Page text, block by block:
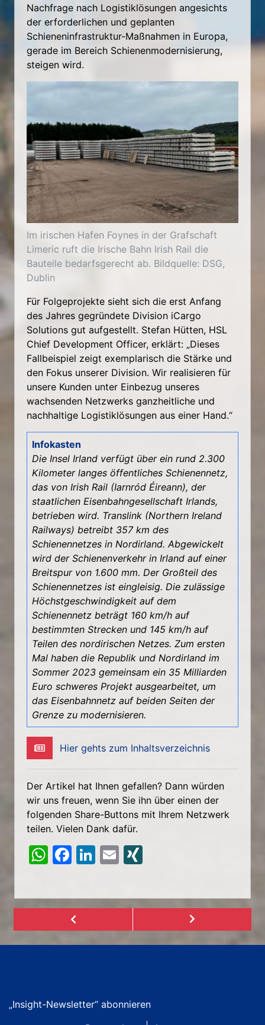
Nachfrage nach Logistiklösungen angesichts
der erforderlichen und geplanten
Schieneninfrastruktur-Maßnahmen in Europa,
gerade im Bereich Schienenmodernisierung,
steigen wird.
Im irischen Hafen Foynes in der Grafschaft
Limeric ruft die Irische Bahn Irish Rail die
Bauteile bedarfsgerecht ab. Bildquelle: DSG,
Dublin
Für Folgeprojekte sieht sich die erst Anfang
des Jahres gegründete Division iCargo
Solutions gut aufgestellt. Stefan Hütten, HSL
Chief Development Officer, erklärt: „Dieses
Fallbeispiel zeigt exemplarisch die Stärke und
den Fokus unserer Division. Wir realisieren für
unsere Kunden unter Einbezug unseres
wachsenden Netzwerks ganzheitliche und
nachhaltige Logistiklösungen aus einer Hand.“
Infokasten
Die Insel Irland verfügt über ein rund 2.300
Kilometer langes öffentliches Schienennetz,
das von Irish Rail (Iarnród Éireann), der
staatlichen Eisenbahngesellschaft Irlands,
betrieben wird. Translink (Northern Ireland
Railways) betreibt 357 km des
Schienennetzes in Nordirland. Abgewickelt
wird der Schienenverkehr in Irland auf einer
Breitspur von 1.600 mm. Der Großteil des
Schienennetzes ist eingleisig. Die zulässige
Höchstgeschwindigkeit auf dem
Schienennetz beträgt 160 km/h auf
bestimmten Strecken und 145 km/h auf
Teilen des nordirischen Netzes. Zum ersten
Mal haben die Republik und Nordirland im
Sommer 2023 gemeinsam ein 35 Milliarden
Euro schweres Projekt ausgearbeitet, um
das Eisenbahnnetz auf beiden Seiten der
Grenze zu modernisieren.
Hier gehts zum Inhaltsverzeichnis
Der Artikel hat Ihnen gefallen? Dann würden
wir uns freuen, wenn Sie ihn über einen der
folgenden Share-Buttons mit Ihrem Netzwerk
teilen. Vielen Dank dafür.
W
at
s
A
p
F
c
e
b
o
Li
k
e
dI
n
E
ai
l
G
„Insight-Newsletter“ abonnieren